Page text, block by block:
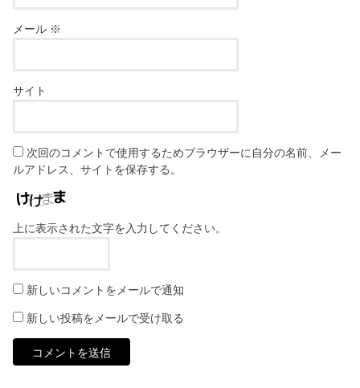
メール ※
サイト
次回のコメントで使用するためブラウザーに自分の名前、メー
ルアドレス、サイトを保存する。
上に表示された文字を入力してください。
新しいコメントをメールで通知
新しい投稿をメールで受け取る